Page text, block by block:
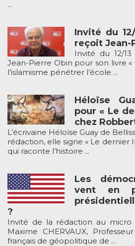
...
Invité du
reçoit Jean-
Invité du 12/
Jean-Pierre Obin pour son livre
l’islamisme pénétrer l’école ...
Héloïse
pour « Le
chez
L’écrivaine Héloïse Guay de
rédaction, elle signe « Le dernier
qui raconte l’histoire ...
Les
vent en
?
Invité de la rédaction au micro
Maxime CHERVAUX,
français de géopolitique de ...